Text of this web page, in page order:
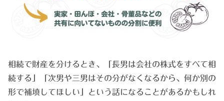
相続で財産を分けるとき、「長男は会社の株式をすべて相
続する」「次男や三男はその分がなくなるから、何か別の
形で補填してほしい」という話になることがあるかもしれ